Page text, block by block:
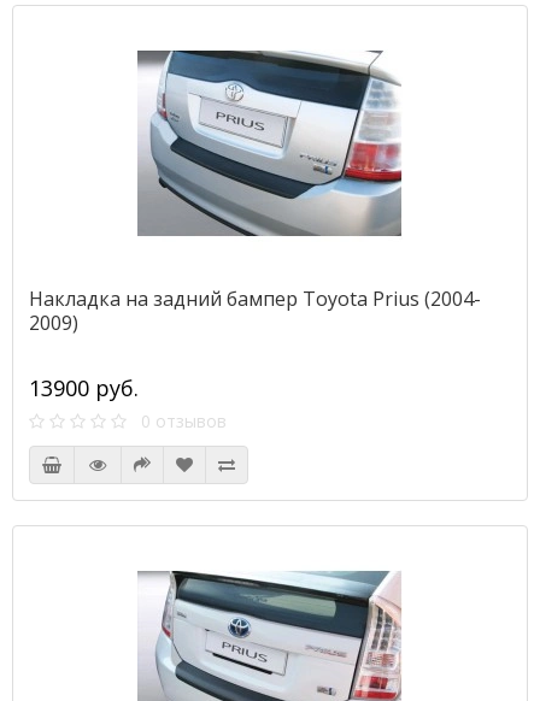
Накладка на задний бампер Toyota Prius (2004-
2009)
13900 руб.
0 отзывов